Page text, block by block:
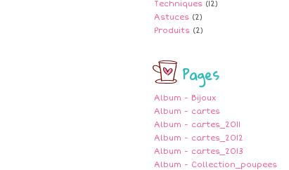
Techniques (12)
Astuces (2)
Produits (2)
Pages
Album - Bijoux
Album - cartes
Album - cartes_2011
Album - cartes_2012
Album - cartes_2013
Album - Collection_poupees